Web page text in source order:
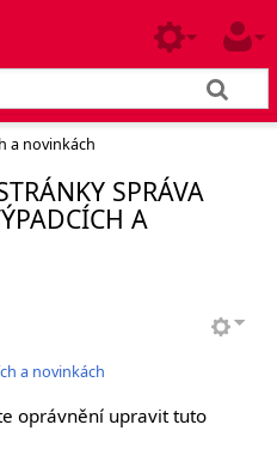
a novinkách
SPRÁVA
A
a novinkách
oprávnění upravit tuto